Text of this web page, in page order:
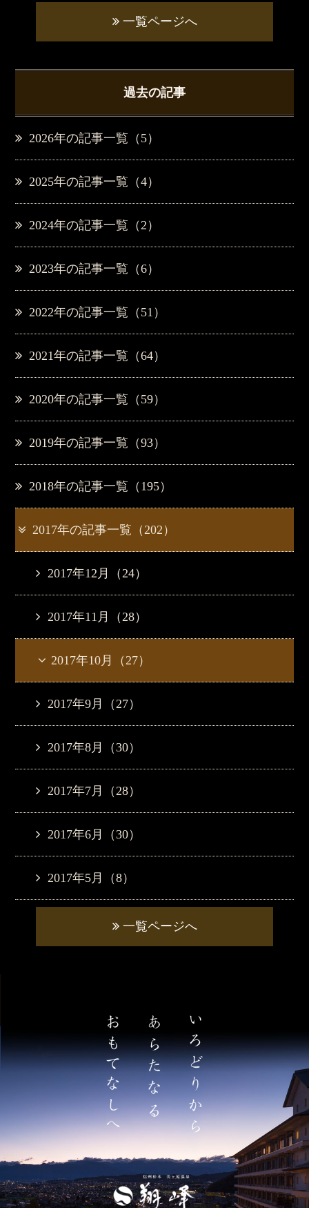
一覧ページへ
過去の記事
2026年の記事一覧（5）
2025年の記事一覧（4）
2024年の記事一覧（2）
2023年の記事一覧（6）
2022年の記事一覧（51）
2021年の記事一覧（64）
2020年の記事一覧（59）
2019年の記事一覧（93）
2018年の記事一覧（195）
2017年の記事一覧（202）
2017年12月（24）
2017年11月（28）
2017年10月（27）
2017年9月（27）
2017年8月（30）
2017年7月（28）
2017年6月（30）
2017年5月（8）
一覧ページへ